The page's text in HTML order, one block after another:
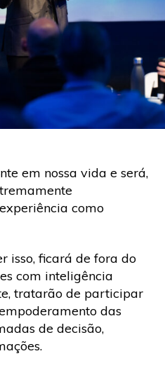
em nossa vida e será,
como
isso, ficará de fora do
com inteligência
tratarão de participar
das
de decisão,